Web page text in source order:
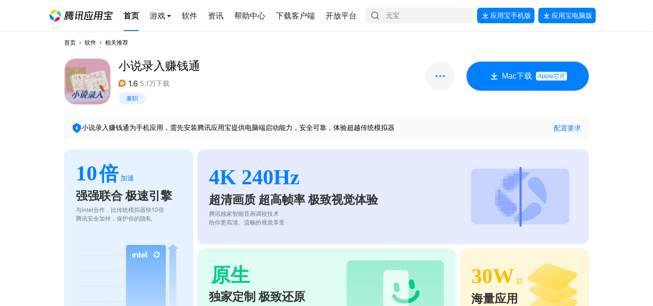
首页 游戏 软件 资讯 帮助中心 下载客户端 开放平台 应用宝手机版 应用宝电脑版
首页 软件 相关推荐
小说录入赚钱通
1.6 5.1万下载
兼职
Mac下载 Apple芯片
小说录入赚钱通为手机应用，需先安装腾讯应用宝提供电脑端启动能力，安全可靠，体验超越传统模拟器 配置要求
10倍 加速
强强联合 极速引擎
与intel合作，比传统模拟器快10倍
腾讯安全加持，保护你的隐私
4K 240Hz
超清画质 超高帧率 极致视觉体验
腾讯独家智能音画调校技术
给你更高清、流畅的视觉享受
原生
独家定制 极致还原
30W 款
海量应用